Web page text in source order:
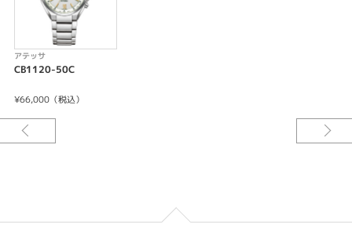
＜機能特長＞
-充電残量表示機能
-充電警告機能
-過充電防止機能
-フル充電時約2年可動(パワーセーブ作動時)
-受信局自動選択機能
-定時受信機能
アテッサ
CB1120-50C
¥66,000（税込）